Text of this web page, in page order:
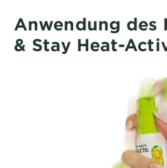
Anwendung des
& Stay Heat-